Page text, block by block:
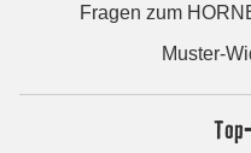
Fragen zum
Muster-